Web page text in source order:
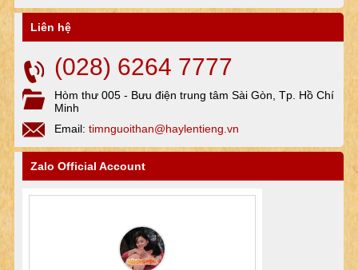
Liên hệ
(028) 6264 7777
Hòm thư 005 - Bưu điện trung tâm Sài Gòn, Tp. Hồ Chí
Minh
Email: timnguoithan@haylentieng.vn
Zalo Official Account